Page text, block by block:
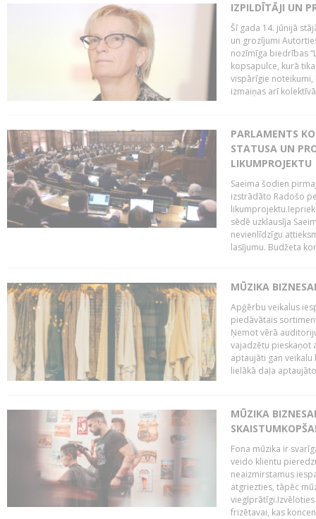
IZPILDĪTĀJI UN
Šī gada 14. jūnijā
un grozījumi
nozīmīga biedrības
kopsapulce, kurā
vispārīgie noteikumi,
izmaiņas arī
PARLAMENTS
STATUSA UN
LIKUMPROJEKTU
Saeima šodien
izstrādāto Radošo
sēdē uzklausīja
nevienlīdzīgu
lasījumu. Budžeta
MŪZIKA
Apģērbu veikalus
piedāvātais
Ņemot vērā
vajadzētu pieskaņot
aptaujāti gan
lielākā daļa
MŪZIKA
Fona mūzika ir
veido klientu
neaizmirstamus
atgriezties, tāpēc
frizētavai, kas